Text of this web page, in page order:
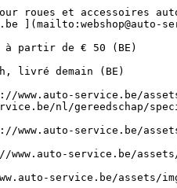
behavior: 'smooth', block: 'start' }); }, 300); }); }" class="relative z-30 flex items-center p-4 text-center text-gray-700 transition-colors duration-200 ease-out lg:h-full lg:border-b-4 lg:px-0 lg:pt-\[4px\] lg:pb-0 lg:text-xs lg:font-medium lg:text-gray-800 lg:focus:border-b-primary xl:text-sm 2xl:text-base lg:border-b-transparent lg:hover:border-b-gray-300" &gt; Nettoyage de voitures      

 ](https://www.auto-service.be/fr/nettoyage-de-voitures) **Nettoyage de voitures** 

 [    ![Extérieur](https://www.auto-service.be/assets/media/30740/conversions/exterieur-navthumb.jpg)  

 Extérieur 

 ](https://www.auto-service.be/fr/nettoyage-de-voitures/exterieur) [    ![Shampooing auto](https://www.auto-service.be/assets/media/30734/conversions/autoshampoo-navthumb.jpg)  

 Shampooing auto 

 ](https://www.auto-service.be/fr/nettoyage-de-voitures/shampooing-auto) [    ![Intérieur](https://www.auto-service.be/assets/media/30732/conversions/interieur-navthumb.jpg)  

 Intérieur 

 ](https://www.auto-service.be/fr/nettoyage-de-voitures/interieur) [    ![Sellerie cuir](https://www.auto-service.be/assets/media/30721/conversions/lederen-bekleding-navthumb.jpg)  

 Sellerie cuir 

 ](https://www.auto-service.be/fr/nettoyage-de-voitures/sellerie-cuir) [    ![Jantes et pneus](https://www.auto-service.be/assets/media/30719/conversions/velgen-banden-navthumb.jpg)  

 Jantes et pneus 

 ](https://www.auto-service.be/fr/nettoyage-de-voitures/jantes-et-pneus) [    ![Polissage](https://www.auto-service.be/assets/media/30717/conversions/polijsten-navthumb.jpg)  

 Polissage 

 ](https://www.auto-service.be/fr/nettoyage-de-voitures/polissage) [    ![Vitres](https://